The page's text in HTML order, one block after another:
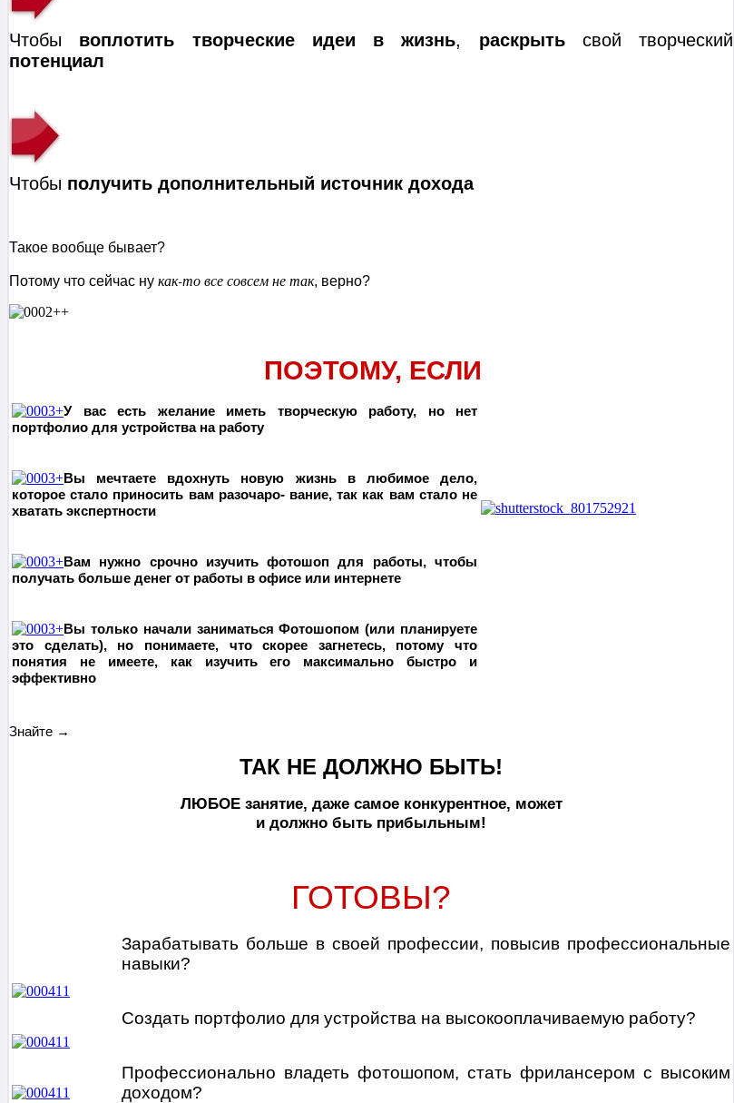
Чтобы воплотить творческие идеи в жизнь, раскрытьсвой творческий
потенциал
Чтобы получить дополнительный источник дохода
Такое вообще бывает?
Потому что сейчас ну как-то все совсем не так, верно?
ПОЭТОМУ, ЕСЛИ
У вас есть желание иметь творческую работу, но нет
портфолио для устройства на работу
Вы мечтаете вдохнуть новую жизнь в любимое дело,
которое стало приносить вам разочаро-вание, так как вам стало не
хватать экспертности
Вам нужно срочно изучить фотошоп для работы, чтобы
получать больше денег от работы в офисе или интернете
Вы только начали заниматься Фотошопом (или планируете
это сделать), но понимаете, что скорее загнетесь, потому что
понятия не имеете, как изучить его максимально быстро и
эффективно
Знайте →
ТАК НЕ ДОЛЖНО БЫТЬ!
ЛЮБОЕ занятие, даже самое конкурентное, может
и должно быть прибыльным!
ГОТОВЫ?
Зарабатывать больше в своей профессии, повысив профессиональные
навыки?
Создать портфолио для устройства на высокооплачиваемую работу?
Профессионально владеть фотошопом, стать фрилансером с высоким
доходом?